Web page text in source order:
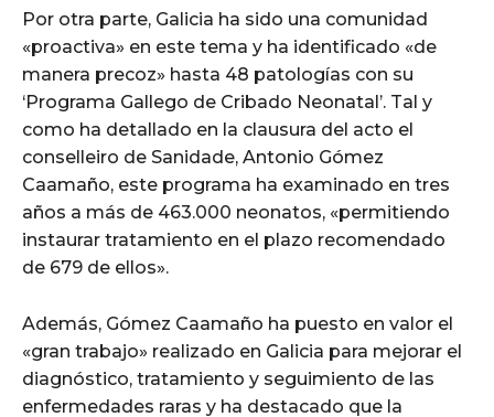
Por otra parte, Galicia ha sido una comunidad
«proactiva» en este tema y ha identificado «de
manera precoz» hasta 48 patologías con su
‘Programa Gallego de Cribado Neonatal’. Tal y
como ha detallado en la clausura del acto el
conselleiro de Sanidade, Antonio Gómez
Caamaño, este programa ha examinado en tres
años a más de 463.000 neonatos, «permitiendo
instaurar tratamiento en el plazo recomendado
de 679 de ellos».
Además, Gómez Caamaño ha puesto en valor el
«gran trabajo» realizado en Galicia para mejorar el
diagnóstico, tratamiento y seguimiento de las
enfermedades raras y ha destacado que la